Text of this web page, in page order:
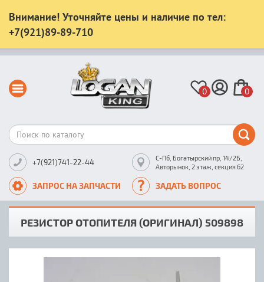
Внимание! Уточняйте цены и наличие по тел:
+7(921)89-89-710
0 0
+7(921)741-22-44
С-Пб, Богатырский пр, 14/2Б,
Авторынок, 2 этаж, секция 62
ЗАПРОС НА ЗАПЧАСТИ ЗАДАТЬ ВОПРОС
РЕЗИСТОР ОТОПИТЕЛЯ (ОРИГИНАЛ) 509898